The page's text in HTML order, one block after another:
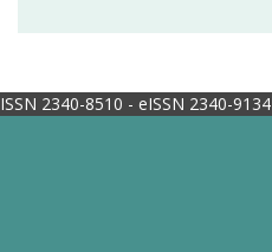
ISSN 2340-8510 - eISSN 2340-9134